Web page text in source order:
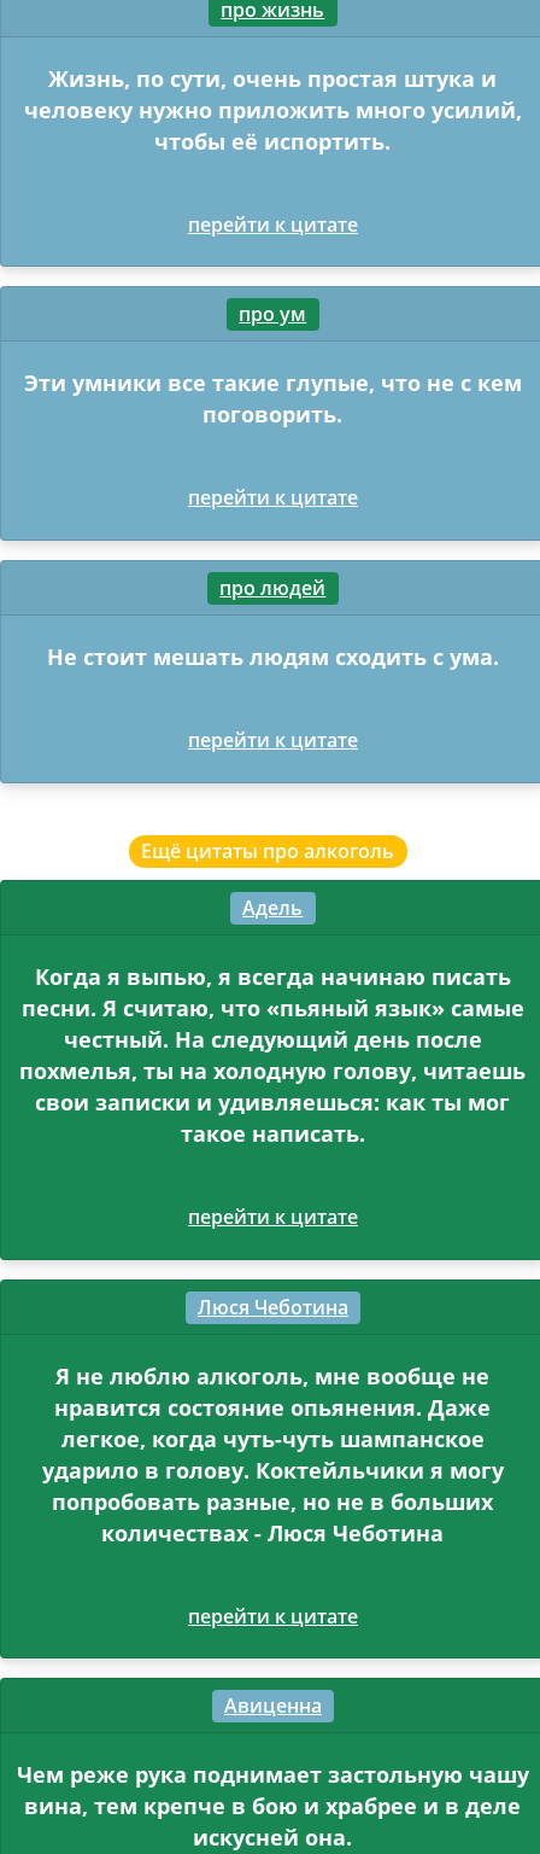
про жизнь
Жизнь, по сути, очень простая штука и
человеку нужно приложить много усилий,
чтобы её испортить.
перейти к цитате
про ум
Эти умники все такие глупые, что не с кем
поговорить.
перейти к цитате
про людей
Не стоит мешать людям сходить с ума.
перейти к цитате
Ещё цитаты про алкоголь
Адель
Когда я выпью, я всегда начинаю писать
песни. Я считаю, что «пьяный язык» самые
честный. На следующий день после
похмелья, ты на холодную голову, читаешь
свои записки и удивляешься: как ты мог
такое написать.
перейти к цитате
Люся Чеботина
Я не люблю алкоголь, мне вообще не
нравится состояние опьянения. Даже
легкое, когда чуть-чуть шампанское
ударило в голову. Коктейльчики я могу
попробовать разные, но не в больших
количествах - Люся Чеботина
перейти к цитате
Авиценна
Чем реже рука поднимает застольную чашу
вина, тем крепче в бою и храбрее и в деле
искусней она.